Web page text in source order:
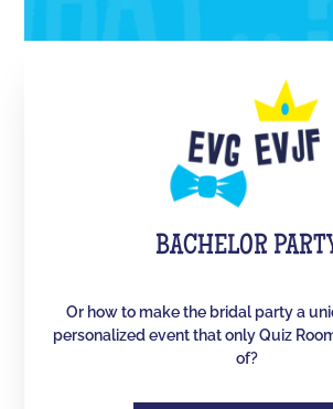
BACHELOR
Or how to make the bridal party a
personalized event that only Quiz
of?